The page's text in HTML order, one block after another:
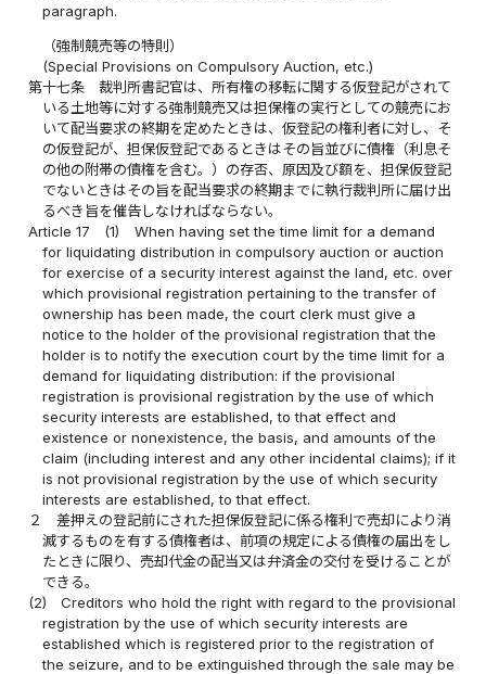
paragraph.
（強制競売等の特則）
(Special Provisions on Compulsory Auction, etc.)
第十七条
裁判所書記官は、所有権の移転に関する仮登記がされて
いる土地等に対する強制競売又は担保権の実行としての競売にお
いて配当要求の終期を定めたときは、仮登記の権利者に対し、そ
の仮登記が、担保仮登記であるときはその旨並びに債権（利息そ
の他の附帯の債権を含む。）の存否、原因及び額を、担保仮登記
でないときはその旨を配当要求の終期までに執行裁判所に届け出
るべき旨を催告しなければならない。
Article 17
(1)
When having set the time limit for a demand
for liquidating distribution in compulsory auction or auction
for exercise of a security interest against the land, etc. over
which provisional registration pertaining to the transfer of
ownership has been made, the court clerk must give a
notice to the holder of the provisional registration that the
holder is to notify the execution court by the time limit for a
demand for liquidating distribution: if the provisional
registration is provisional registration by the use of which
security interests are established, to that effect and
existence or nonexistence, the basis, and amounts of the
claim (including interest and any other incidental claims); if it
is not provisional registration by the use of which security
interests are established, to that effect.
２
差押えの登記前にされた担保仮登記に係る権利で売却により消
滅するものを有する債権者は、前項の規定による債権の届出をし
たときに限り、売却代金の配当又は弁済金の交付を受けることが
できる。
(2)
Creditors who hold the right with regard to the provisional
registration by the use of which security interests are
established which is registered prior to the registration of
the seizure, and to be extinguished through the sale may be